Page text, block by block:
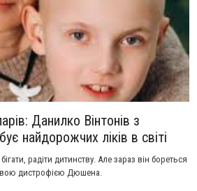
Данилко Вінтонів з
найдорожчих ліків в світі
радіти дитинству. Але зараз він бореться
дистрофією Дюшена.